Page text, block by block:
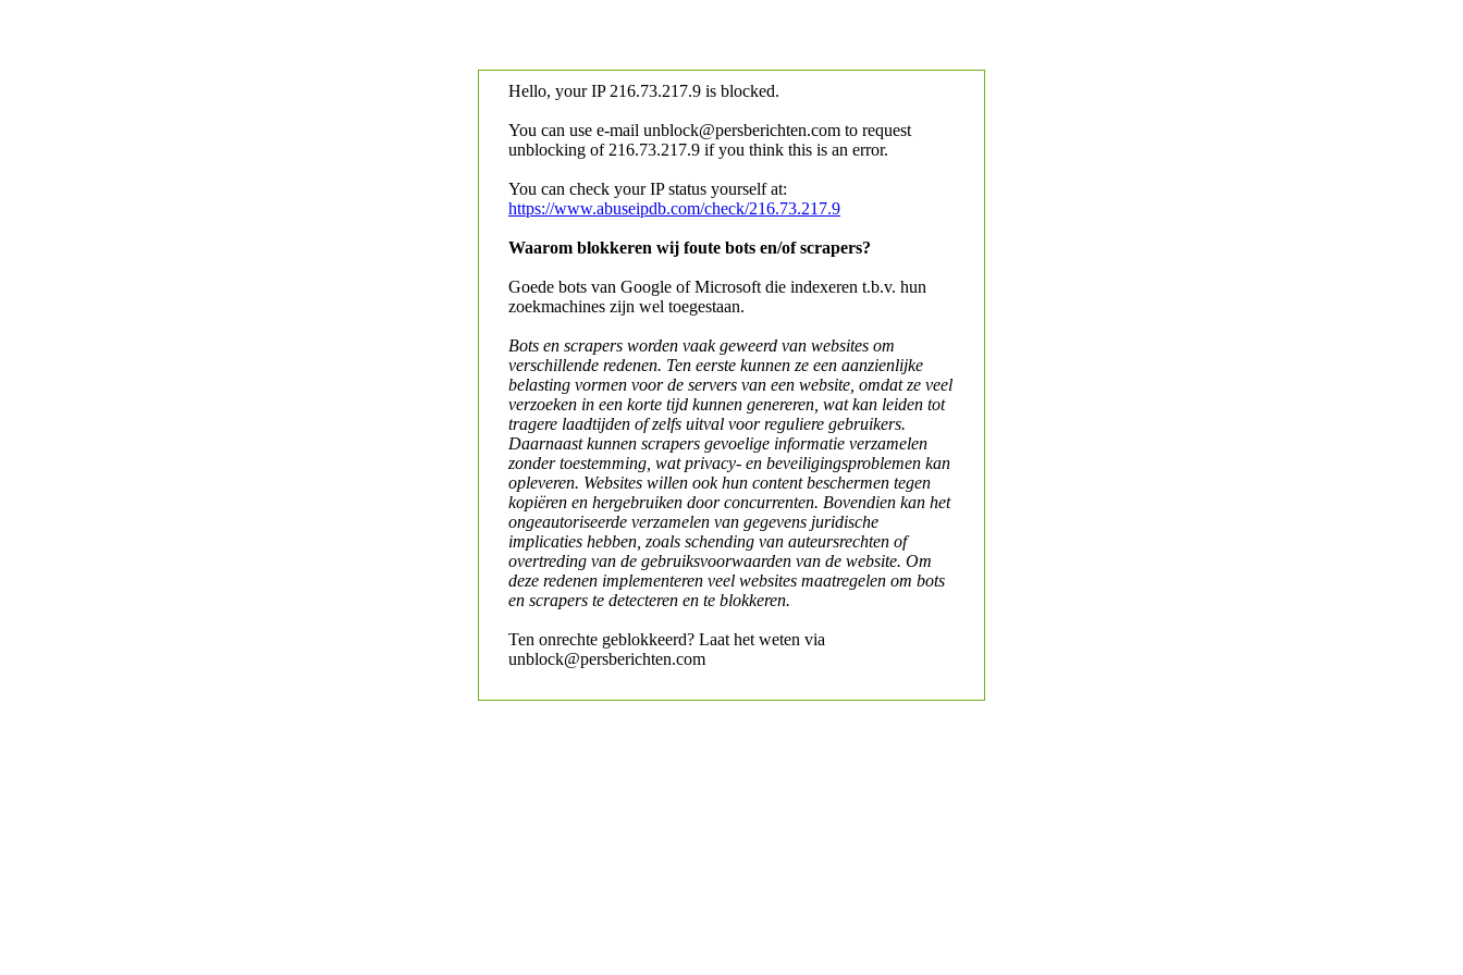
Hello, your IP 216.73.217.9 is blocked.
You can use e-mail unblock@persberichten.com to request
unblocking of 216.73.217.9 if you think this is an error.
You can check your IP status yourself at:
https://www.abuseipdb.com/check/216.73.217.9
Waarom blokkeren wij foute bots en/of scrapers?
Goede bots van Google of Microsoft die indexeren t.b.v. hun
zoekmachines zijn wel toegestaan.
Bots en scrapers worden vaak geweerd van websites om
verschillende redenen. Ten eerste kunnen ze een aanzienlijke
belasting vormen voor de servers van een website, omdat ze veel
verzoeken in een korte tijd kunnen genereren, wat kan leiden tot
tragere laadtijden of zelfs uitval voor reguliere gebruikers.
Daarnaast kunnen scrapers gevoelige informatie verzamelen
zonder toestemming, wat privacy- en beveiligingsproblemen kan
opleveren. Websites willen ook hun content beschermen tegen
kopiëren en hergebruiken door concurrenten. Bovendien kan het
ongeautoriseerde verzamelen van gegevens juridische
implicaties hebben, zoals schending van auteursrechten of
overtreding van de gebruiksvoorwaarden van de website. Om
deze redenen implementeren veel websites maatregelen om bots
en scrapers te detecteren en te blokkeren.
Ten onrechte geblokkeerd? Laat het weten via
unblock@persberichten.com